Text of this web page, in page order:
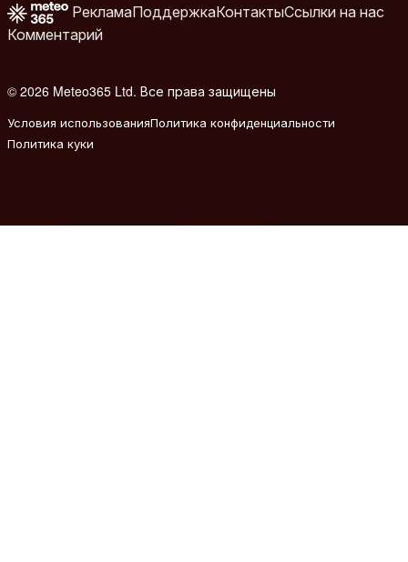
РекламаПоддержкаКонтактыСсылки на нас
Комментарий
© 2026 Meteo365 Ltd. Все права защищены
Условия использованияПолитика конфиденциальности
Политика куки